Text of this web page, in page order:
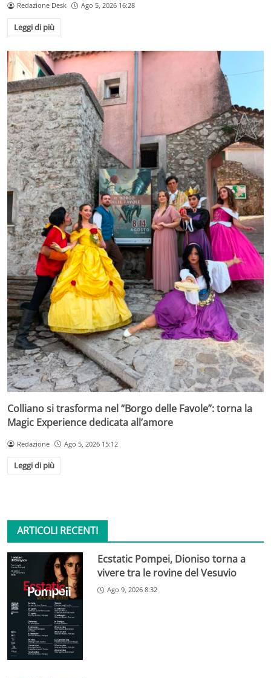
Redazione Desk Ago 5, 2026 16:28
Leggi di più
Colliano si trasforma nel “Borgo delle Favole”: torna la
Magic Experience dedicata all’amore
Redazione Ago 5, 2026 15:12
Leggi di più
ARTICOLI RECENTI
Ecstatic Pompei, Dioniso torna a
vivere tra le rovine del Vesuvio
Ago 9, 2026 8:32